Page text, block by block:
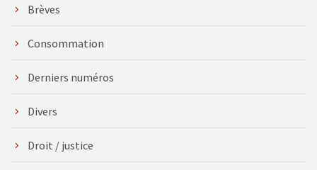
Brèves
Consommation
Derniers numéros
Divers
Droit / justice